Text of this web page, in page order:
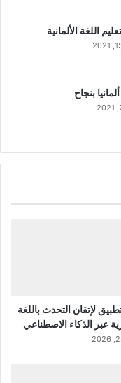
اللغة الألمانية
بنجاح
لإتقان التحدث باللغة
عبر الذكاء الاصطناعي